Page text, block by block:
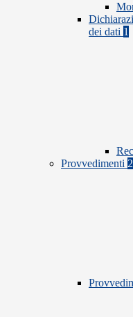
dei dati 1
Provvedimenti